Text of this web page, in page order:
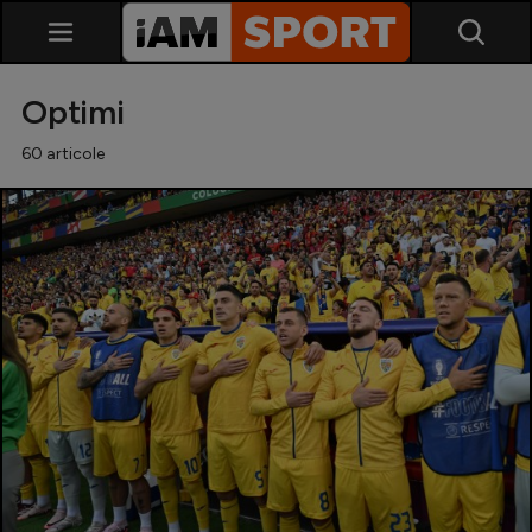
SuperLiga
Liga 2
Cupa României
Echipa Națională
U21
Optimi
60 articole